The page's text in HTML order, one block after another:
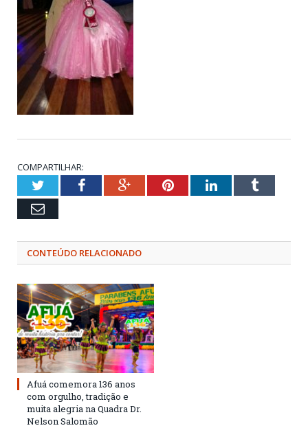
COMPARTILHAR:
TwitterFacebookGoogle+PinterestLinkedInTumblr
Email
CONTEÚDO RELACIONADO
Afuá comemora 136 anos
com orgulho, tradição e
muita alegria na Quadra Dr.
Nelson Salomão